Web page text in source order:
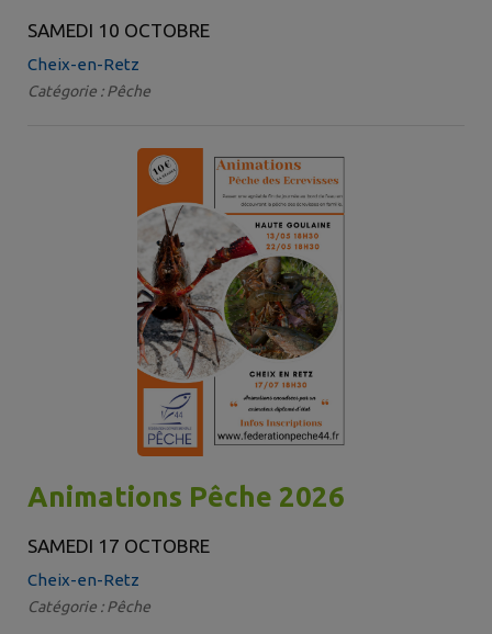
SAMEDI 10 OCTOBRE
Cheix-en-Retz
Catégorie : Pêche
Animations Pêche 2026
SAMEDI 17 OCTOBRE
Cheix-en-Retz
Catégorie : Pêche